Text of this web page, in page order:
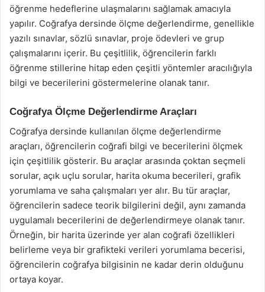
öğrenme hedeflerine ulaşmalarını sağlamak amacıyla
yapılır. Coğrafya dersinde ölçme değerlendirme, genellikle
yazılı sınavlar, sözlü sınavlar, proje ödevleri ve grup
çalışmalarını içerir. Bu çeşitlilik, öğrencilerin farklı
öğrenme stillerine hitap eden çeşitli yöntemler aracılığıyla
bilgi ve becerilerini göstermelerine olanak tanır.
Coğrafya Ölçme Değerlendirme Araçları
Coğrafya dersinde kullanılan ölçme değerlendirme
araçları, öğrencilerin coğrafi bilgi ve becerilerini ölçmek
için çeşitlilik gösterir. Bu araçlar arasında çoktan seçmeli
sorular, açık uçlu sorular, harita okuma becerileri, grafik
yorumlama ve saha çalışmaları yer alır. Bu tür araçlar,
öğrencilerin sadece teorik bilgilerini değil, aynı zamanda
uygulamalı becerilerini de değerlendirmeye olanak tanır.
Örneğin, bir harita üzerinde yer alan coğrafi özellikleri
belirleme veya bir grafikteki verileri yorumlama becerisi,
öğrencilerin coğrafya bilgisinin ne kadar derin olduğunu
ortaya koyar.